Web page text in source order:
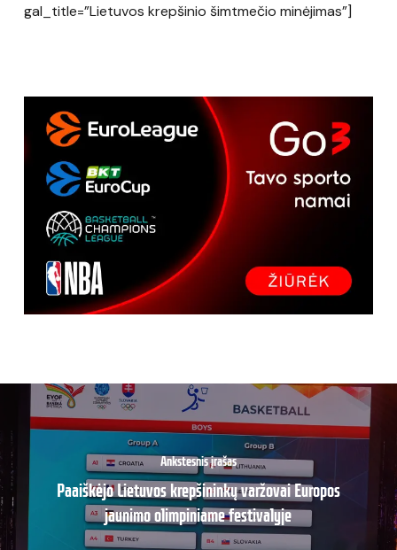
gal_title=”Lietuvos krepšinio šimtmečio minėjimas”]
Ankstesnis įrašas
Paaiškėjo Lietuvos krepšininkų varžovai Europos
jaunimo olimpiniame festivalyje